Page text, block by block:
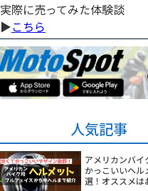
実際に売ってみた体験談
▶︎こちら
人気記事
アメリカンバイ
かっこいいヘル
選！オススメは